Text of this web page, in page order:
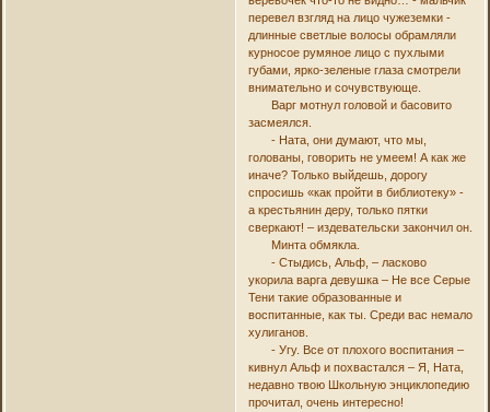
перевел взгляд на лицо чужеземки -
длинные светлые волосы обрамляли
курносое румяное лицо с пухлыми
губами, ярко-зеленые глаза смотрели
внимательно и сочувствующе.
Варг мотнул головой и басовито
засмеялся.
- Ната, они думают, что мы,
голованы, говорить не умеем! А как же
иначе? Только выйдешь, дорогу
спросишь «как пройти в библиотеку» -
а крестьянин деру, только пятки
сверкают! – издевательски закончил он.
Минта обмякла.
- Стыдись, Альф, – ласково
укорила варга девушка – Не все Серые
Тени такие образованные и
воспитанные, как ты. Среди вас немало
хулиганов.
- Угу. Все от плохого воспитания –
кивнул Альф и похвастался – Я, Ната,
недавно твою Школьную энциклопедию
прочитал, очень интересно!